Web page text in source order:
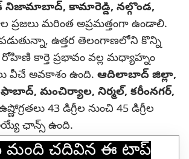
నిజామాబాద్, కామారెడ్డి, నల్గొండ,
ప్రజలు మరింత అప్రమత్తంగా ఉండాలి.
పడుతున్నా, ఉత్తర తెలంగాణలోని కొన్ని
కార్తె ప్రభావం వల్ల మధ్యాహ్నం
వీచే అవకాశం ఉంది. ఆదిలాబాద్ జిల్లా,
మంచిర్యాల, నిర్మల్, కరీంనగర్,
43 డిగ్రీల నుంచి 45 డిగ్రీల
ఛాన్స్ ఉంది.
మంది చదివిన ఈ టాప్